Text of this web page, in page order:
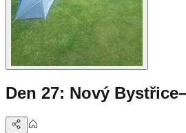
Den 27: Nový